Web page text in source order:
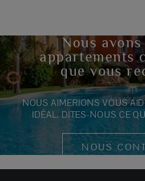
Nous
appartements
que vous
NOUS AIMERIONS VOUS
IDÉAL. DITES-NOUS CE
NOUS